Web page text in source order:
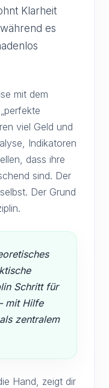
Klarheit
es
mit dem
viel Geld und
Indikatoren
dass ihre
sind. Der
Der Grund
Schritt für
mit Hilfe
zentralem
Hand, zeigt dir